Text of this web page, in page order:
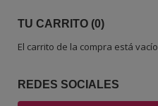
TU CARRITO (0)
El carrito de la compra está vacío
REDES SOCIALES